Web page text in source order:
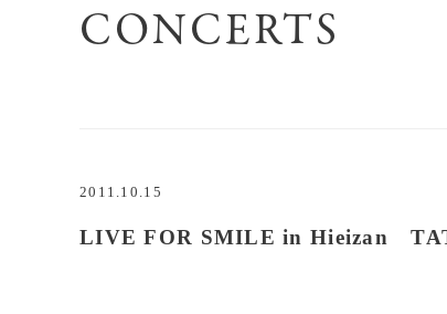
CONCERTS
2011.10.15
LIVE FOR SMILE in Hieizan